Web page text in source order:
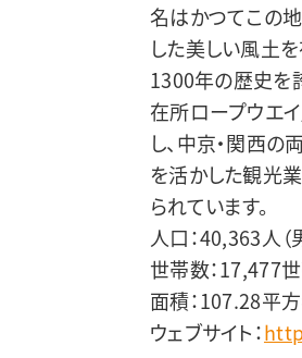
名はかつてこの
した美しい風土
1300年の歴史を
在所ロープウエ
し、中京・関西
を活かした観光
られています。
人口：40,363人
世帯数：17,477
面積：107.28平
ウェブサイト：